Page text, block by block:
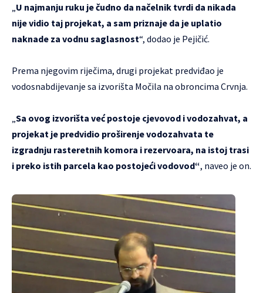
U najmanju ruku je čudno da načelnik tvrdi da nikada
nije vidio taj projekat, a sam priznaje da je uplatio
naknade za vodnu saglasnost“, dodao je Pejičić.
Prema njegovim riječima, drugi projekat predviđao je
vodosnabdijevanje sa izvorišta Močila na obroncima Crvnja.
Sa ovog izvorišta već postoje cjevovod i vodozahvat, a
projekat je predvidio proširenje vodozahvata te
izgradnju rasteretnih komora i rezervoara, na istoj trasi
i preko istih parcela kao postojeći vodovod“, naveo je on.